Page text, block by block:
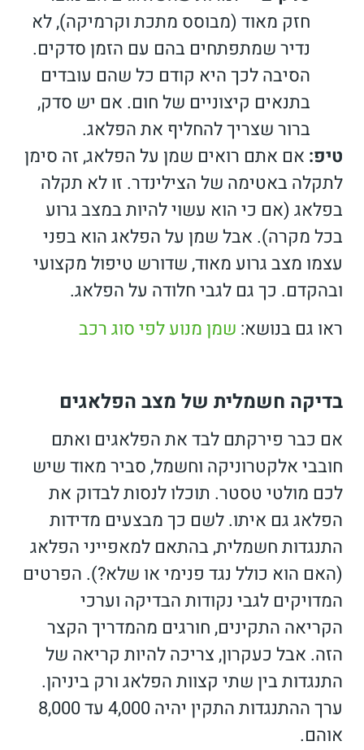
חזק מאוד (מבוסס מתכת וקרמיקה), לא
נדיר שמתפתחים בהם עם הזמן סדקים.
הסיבה לכך היא קודם כל שהם עובדים
בתנאים קיצוניים של חום. אם יש סדק,
ברור שצריך להחליף את הפלאג.
טיפ: אם אתם רואים שמן על הפלאג, זה סימן
לתקלה באטימה של הצילינדר. זו לא תקלה
בפלאג (אם כי הוא עשוי להיות במצב גרוע
בכל מקרה). אבל שמן על הפלאג הוא בפני
עצמו מצב גרוע מאוד, שדורש טיפול מקצועי
ובהקדם. כך גם לגבי חלודה על הפלאג.
ראו גם בנושא: שמן מנוע לפי סוג רכב
בדיקה חשמלית של מצב הפלאגים
אם כבר פירקתם לבד את הפלאגים ואתם
חובבי אלקטרוניקה וחשמל, סביר מאוד שיש
לכם מולטי טסטר. תוכלו לנסות לבדוק את
הפלאג גם איתו. לשם כך מבצעים מדידות
התנגדות חשמלית, בהתאם למאפייני הפלאג
(האם הוא כולל נגד פנימי או שלא?). הפרטים
המדויקים לגבי נקודות הבדיקה וערכי
הקריאה התקינים, חורגים מהמדריך הקצר
הזה. אבל כעקרון, צריכה להיות קריאה של
התנגדות בין שתי קצוות הפלאג ורק ביניהן.
ערך ההתנגדות התקין יהיה 4,000 עד 8,000
אוהם.